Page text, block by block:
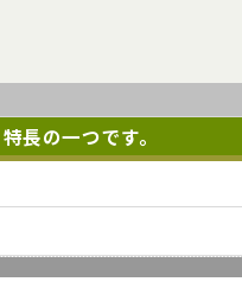
長の一つです。